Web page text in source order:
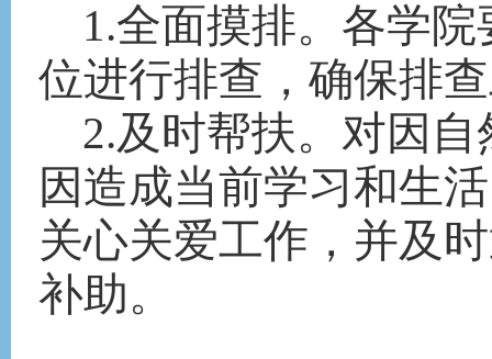
1.全面摸排。各学
位进行排查，确保排
2.及时帮扶。对因
因造成当前学习和生
关心关爱工作，并及
补助。